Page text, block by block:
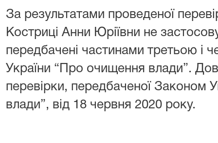
За результатами проведеної
Костриці Анни Юріївни не
передбачені частинами третьою і
України “Про очищення влади”.
перевірки, передбаченої Законом
влади”, від 18 червня 2020 року.